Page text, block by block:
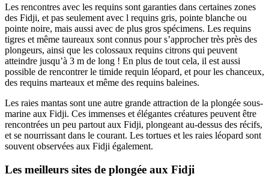
Les rencontres avec les requins sont garanties dans certaines zones
des Fidji, et pas seulement avec l requins gris, pointe blanche ou
pointe noire, mais aussi avec de plus gros spécimens. Les requins
tigres et même taureaux sont connus pour s’approcher très près des
plongeurs, ainsi que les colossaux requins citrons qui peuvent
atteindre jusqu’à 3 m de long ! En plus de tout cela, il est aussi
possible de rencontrer le timide requin léopard, et pour les chanceux,
des requins marteaux et même des requins baleines.
Les raies mantas sont une autre grande attraction de la plongée sous-
marine aux Fidji. Ces immenses et élégantes créatures peuvent être
rencontrées un peu partout aux Fidji, plongeant au-dessus des récifs,
et se nourrissant dans le courant. Les tortues et les raies léopard sont
souvent observées aux Fidji également.
Les meilleurs sites de plongée aux Fidji